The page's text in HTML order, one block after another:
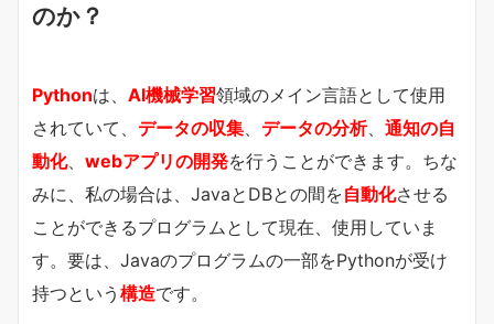
のか？
Pythonは、 AI機械学習領域のメイン言語として使用
されていて、 データの収集、 データの分析、 通知の自
動化、 webアプリの開発を行うことができます。ちな
みに、私の場合は、JavaとDBとの間を自動化させる
ことができるプログラムとして現在、使用していま
す。要は、Javaのプログラムの一部をPythonが受け
持つという 構造です。